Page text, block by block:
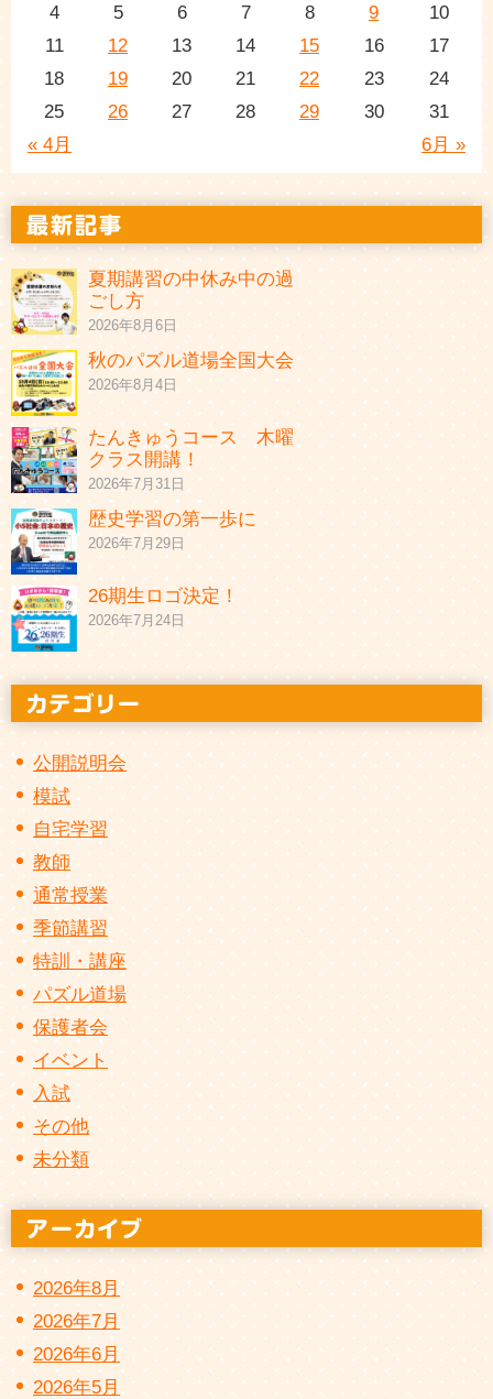
« 4月 6月 »
4
5 6 7 8 9
10
11
12 13 14 15 16
17
18
19 20 21 22 23
24
25
26 27 28 29 30 31
夏期講習の中休み中の過
ごし方
2026年8月6日
秋のパズル道場全国大会
2026年8月4日
たんきゅうコース 木曜
クラス開講！
2026年7月31日
歴史学習の第一歩に
2026年7月29日
26期生ロゴ決定！
2026年7月24日
公開説明会
模試
自宅学習
教師
通常授業
季節講習
特訓・講座
パズル道場
保護者会
イベント
入試
その他
未分類
2026年8月
2026年7月
2026年6月
2026年5月